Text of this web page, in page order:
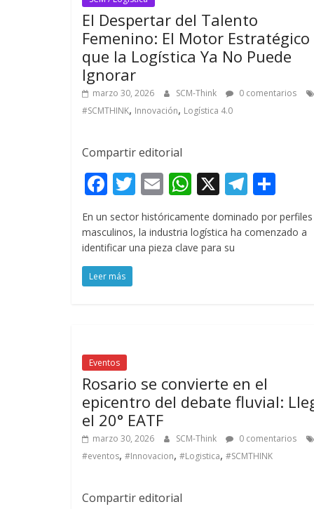
El Despertar del Talento
Femenino: El Motor Estratégico
que la Logística Ya No Puede
Ignorar
marzo 30, 2026 SCM-Think
0 comentarios
#SCMTHINK, Innovación, Logística 4.0
Compartir editorial
F
ac
e
b
o
o
T
w
itt
er
E
m
ai
l
W
h
at
s
X T
el
e m
En un sector históricamente dominado por perfiles
masculinos, la industria logística ha comenzado a
identificar una pieza clave para su
Leer más
Eventos
Rosario se convierte en el
epicentro del debate fluvial:
el 20° EATF
marzo 30, 2026 SCM-Think
0 comentarios
#eventos, #Innovacion, #Logistica, #SCMTHINK
Compartir editorial